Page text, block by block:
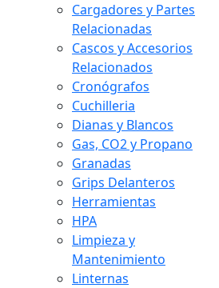
Cargadores y Partes
Relacionadas
Cascos y Accesorios
Relacionados
Cronógrafos
Cuchilleria
Dianas y Blancos
Gas, CO2 y Propano
Granadas
Grips Delanteros
Herramientas
HPA
Limpieza y
Mantenimiento
Linternas